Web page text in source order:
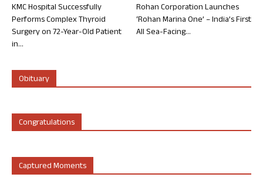
KMC Hospital Successfully
Performs Complex Thyroid
Surgery on 72-Year-Old Patient
in...
Rohan Corporation Launches
‘Rohan Marina One’ – India’s First
All Sea-Facing...
Obituary
Congratulations
Captured Moments